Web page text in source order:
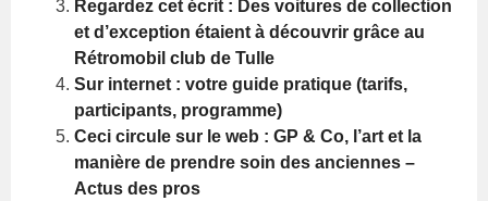
Regardez cet écrit : Des voitures de collection
et d’exception étaient à découvrir grâce au
Rétromobil club de Tulle
Sur internet : votre guide pratique (tarifs,
participants, programme)
Ceci circule sur le web : GP & Co, l’art et la
manière de prendre soin des anciennes –
Actus des pros